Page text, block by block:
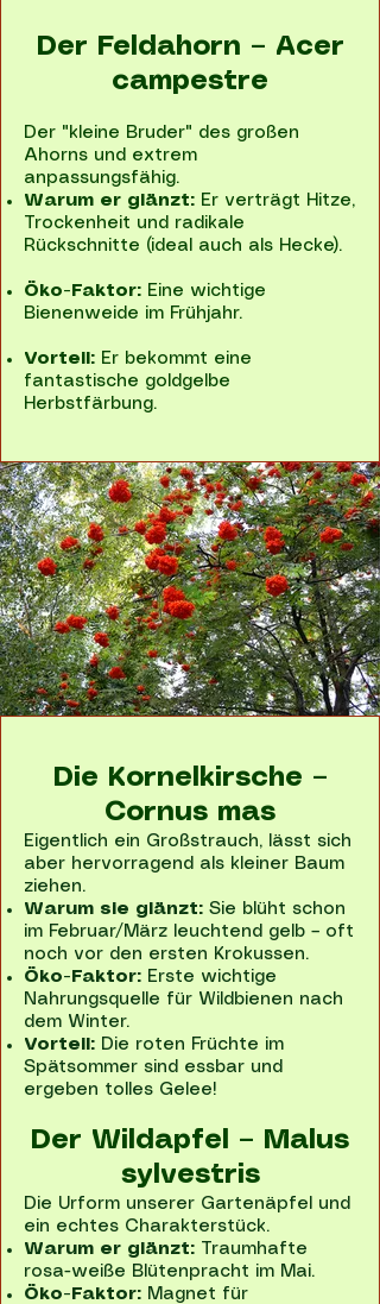
Der Feldahorn – Acer
campestre
Der "kleine Bruder" des großen
Ahorns und extrem
anpassungsfähig.
Warum er glänzt: Er verträgt Hitze,
Trockenheit und radikale
Rückschnitte (ideal auch als Hecke).
Öko-Faktor: Eine wichtige
Bienenweide im Frühjahr.
Vorteil: Er bekommt eine
fantastische goldgelbe
Herbstfärbung.
Die Kornelkirsche –
Cornus mas
Eigentlich ein Großstrauch, lässt sich
aber hervorragend als kleiner Baum
ziehen.
Warum sie glänzt: Sie blüht schon
im Februar/März leuchtend gelb – oft
noch vor den ersten Krokussen.
Öko-Faktor: Erste wichtige
Nahrungsquelle für Wildbienen nach
dem Winter.
Vorteil: Die roten Früchte im
Spätsommer sind essbar und
ergeben tolles Gelee!
Der Wildapfel – Malus
sylvestris
Die Urform unserer Gartenäpfel und
ein echtes Charakterstück.
Warum er glänzt: Traumhafte
rosa-weiße Blütenpracht im Mai.
Öko-Faktor: Magnet für